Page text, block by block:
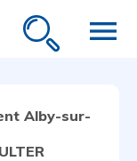
menu
Alby-sur-